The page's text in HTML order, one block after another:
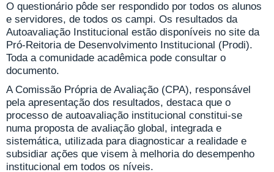
O questionário pôde ser respondido por todos os alunos
e servidores, de todos os campi. Os resultados da
Autoavaliação Institucional estão disponíveis no site da
Pró-Reitoria de Desenvolvimento Institucional (Prodi).
Toda a comunidade acadêmica pode consultar o
documento.
A Comissão Própria de Avaliação (CPA), responsável
pela apresentação dos resultados, destaca que o
processo de autoavaliação institucional constitui-se
numa proposta de avaliação global, integrada e
sistemática, utilizada para diagnosticar a realidade e
subsidiar ações que visem à melhoria do desempenho
institucional em todos os níveis.